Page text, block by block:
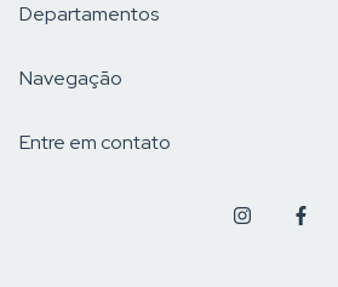
Departamentos
Navegação
Entre em contato